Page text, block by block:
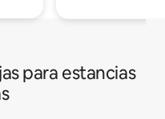
para estancias